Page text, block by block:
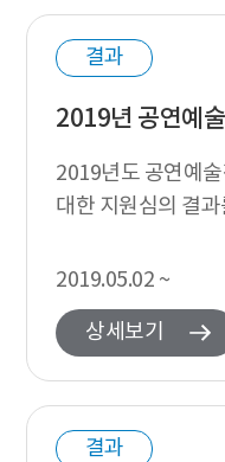
결과
2019년도 공연예
대한 지원심의 결
사업은 2년간 연속
2019.05.02 ~
상세보기
결과